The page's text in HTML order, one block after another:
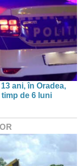
ani, în Oradea,
de 6 luni